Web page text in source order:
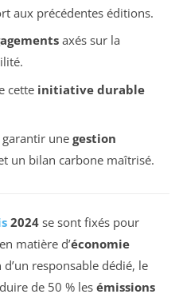
aux précédentes éditions.
axés sur la
cette initiative durable
unegestion
un bilan carbone maîtrisé.
2024 se sont fixés pour
matière d’économie
responsable dédié, le
de 50 % les émissions